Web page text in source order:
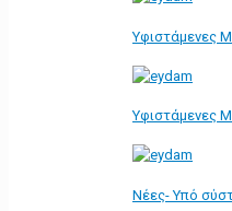
Υφιστάμενες
Υφιστάμενες
Νέες- Υπό